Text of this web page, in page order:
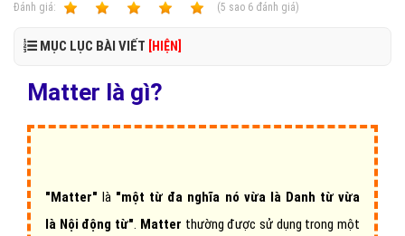
Ðánh giá:
(5 sao 6 đánh giá)
MỤC LỤC BÀI VIẾT [HIỆN]
Matter là gì?
"Matter" là "một từ đa nghĩa nó vừa là Danh từ vừa
là Nội động từ". Matter thường được sử dụng trong một